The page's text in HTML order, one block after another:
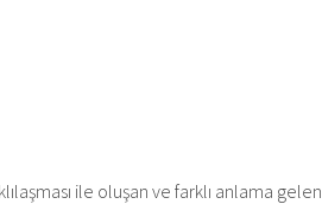
ile oluşan ve farklı anlama gelen